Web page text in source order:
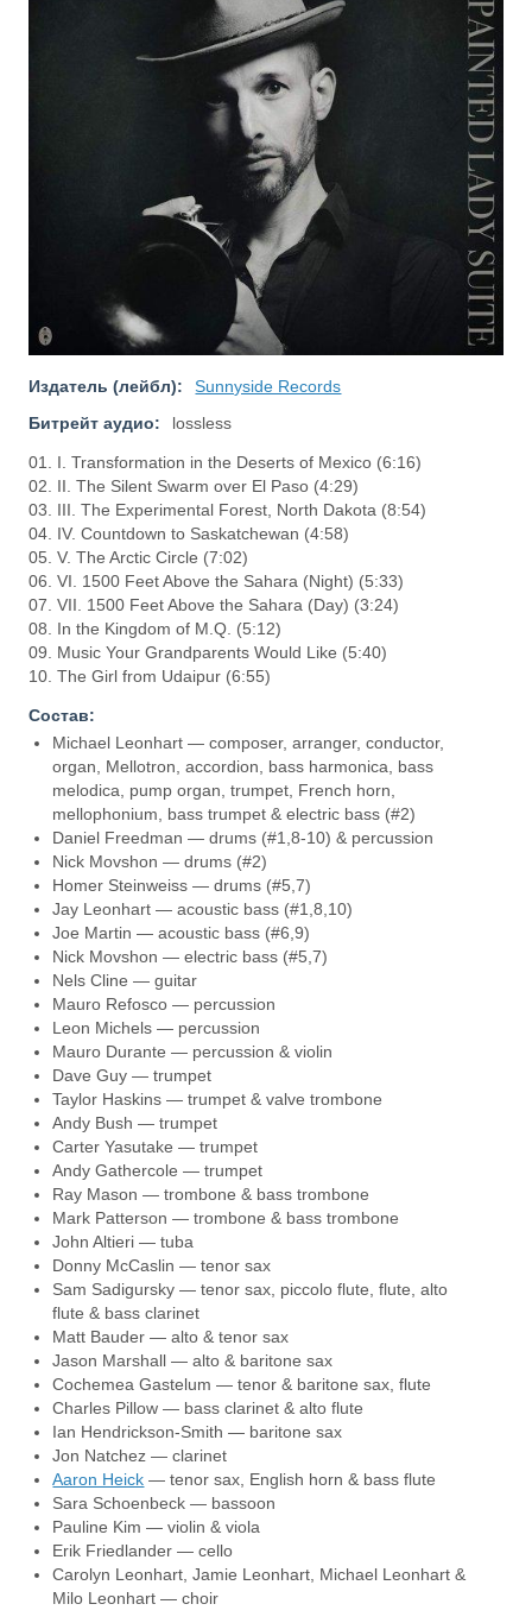
Издатель (лейбл):
Sunnyside Records
Битрейт аудио:
lossless
01. I. Transformation in the Deserts of Mexico (6:16)
02. II. The Silent Swarm over El Paso (4:29)
03. III. The Experimental Forest, North Dakota (8:54)
04. IV. Countdown to Saskatchewan (4:58)
05. V. The Arctic Circle (7:02)
06. VI. 1500 Feet Above the Sahara (Night) (5:33)
07. VII. 1500 Feet Above the Sahara (Day) (3:24)
08. In the Kingdom of M.Q. (5:12)
09. Music Your Grandparents Would Like (5:40)
10. The Girl from Udaipur (6:55)
Состав:
Michael Leonhart — composer, arranger, conductor,
organ, Mellotron, accordion, bass harmonica, bass
melodica, pump organ, trumpet, French horn,
mellophonium, bass trumpet & electric bass (#2)
Daniel Freedman — drums (#1,8-10) & percussion
Nick Movshon — drums (#2)
Homer Steinweiss — drums (#5,7)
Jay Leonhart — acoustic bass (#1,8,10)
Joe Martin — acoustic bass (#6,9)
Nick Movshon — electric bass (#5,7)
Nels Cline — guitar
Mauro Refosco — percussion
Leon Michels — percussion
Mauro Durante — percussion & violin
Dave Guy — trumpet
Taylor Haskins — trumpet & valve trombone
Andy Bush — trumpet
Carter Yasutake — trumpet
Andy Gathercole — trumpet
Ray Mason — trombone & bass trombone
Mark Patterson — trombone & bass trombone
John Altieri — tuba
Donny McCaslin — tenor sax
Sam Sadigursky — tenor sax, piccolo flute, flute, alto
flute & bass clarinet
Matt Bauder — alto & tenor sax
Jason Marshall — alto & baritone sax
Cochemea Gastelum — tenor & baritone sax, flute
Charles Pillow — bass clarinet & alto flute
Ian Hendrickson-Smith — baritone sax
Jon Natchez — clarinet
Aaron Heick — tenor sax, English horn & bass flute
Sara Schoenbeck — bassoon
Pauline Kim — violin & viola
Erik Friedlander — cello
Carolyn Leonhart, Jamie Leonhart, Michael Leonhart &
Milo Leonhart — choir